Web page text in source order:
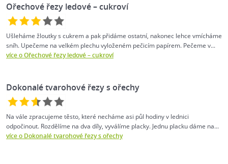
Ořechové řezy ledové – cukroví
Ušleháme žloutky s cukrem a pak přidáme ostatní, nakonec lehce vmícháme
sníh. Upečeme na velkém plechu vyloženém pečicím papírem. Pečeme v...
více o Ořechové řezy ledové – cukroví
Dokonalé tvarohové řezy s ořechy
Na vále zpracujeme těsto, které necháme asi půl hodiny v lednici
odpočinout. Rozdělíme na dva díly, vyválíme placky. Jednu placku dáme na...
více o Dokonalé tvarohové řezy s ořechy